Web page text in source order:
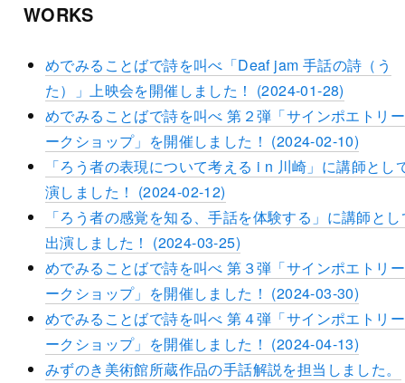
WORKS
めでみることばで詩を叫べ「Deaf jam 手話の詩（う
た）」上映会を開催しました！ (2024-01-28)
めでみることばで詩を叫べ 第２弾「サインポエトリ
ークショップ」を開催しました！ (2024-02-10)
「ろう者の表現について考える i n 川崎」に講師とし
演しました！ (2024-02-12)
「ろう者の感覚を知る、手話を体験する」に講師とし
出演しました！ (2024-03-25)
めでみることばで詩を叫べ 第３弾「サインポエトリ
ークショップ」を開催しました！ (2024-03-30)
めでみることばで詩を叫べ 第４弾「サインポエトリ
ークショップ」を開催しました！ (2024-04-13)
みずのき美術館所蔵作品の手話解説を担当しました。